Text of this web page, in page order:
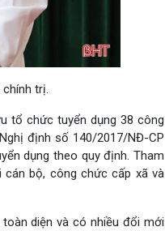
trị.
tổ chức tuyển dụng 38 công
định số 140/2017/NĐ-CP
dụng theo quy định. Tham
bộ, công chức cấp xã và
diện và có nhiều đổi mới